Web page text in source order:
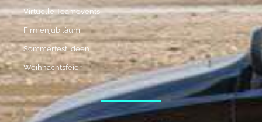
Virtuelle Teamevents
Firmenjubiläum
Sommerfest Ideen
Weihnachtsfeier